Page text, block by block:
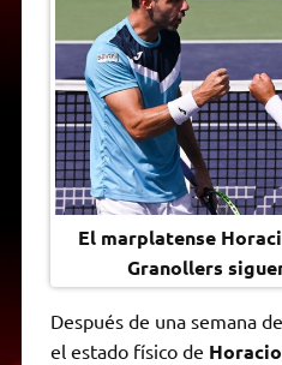
p
a
m
e
r
o
o
k
n
g
n
r
l
El marplatense
Granollers
Después de una semana
el estado físico de